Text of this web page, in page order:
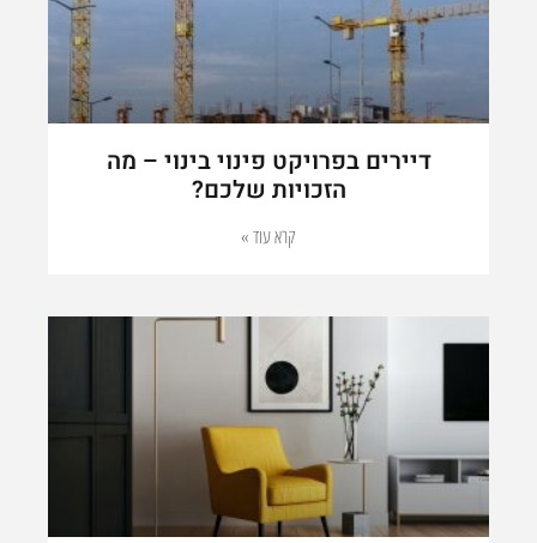
דיירים בפרויקט פינוי בינוי – מה
הזכויות שלכם?
קרא עוד »